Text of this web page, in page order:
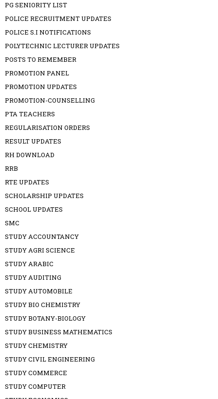
PG SENIORITY LIST
POLICE RECRUITMENT UPDATES
POLICE S.I NOTIFICATIONS
POLYTECHNIC LECTURER UPDATES
POSTS TO REMEMBER
PROMOTION PANEL
PROMOTION UPDATES
PROMOTION-COUNSELLING
PTA TEACHERS
REGULARISATION ORDERS
RESULT UPDATES
RH DOWNLOAD
RRB
RTE UPDATES
SCHOLARSHIP UPDATES
SCHOOL UPDATES
SMC
STUDY ACCOUNTANCY
STUDY AGRI SCIENCE
STUDY ARABIC
STUDY AUDITING
STUDY AUTOMOBILE
STUDY BIO CHEMISTRY
STUDY BOTANY-BIOLOGY
STUDY BUSINESS MATHEMATICS
STUDY CHEMISTRY
STUDY CIVIL ENGINEERING
STUDY COMMERCE
STUDY COMPUTER